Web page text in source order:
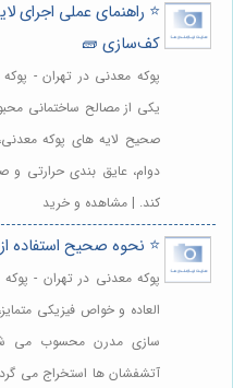
⭐️ راهنمای عملی اجرای
کف‌سازی 🧱
پوکه معدنی در تهران -
یکی از مصالح ساختمانی
صحیح لایه های پوکه
دوام، عایق بندی حرارتی و
کند. | مشاهده و خرید
⭐️ نحوه صحیح استفاده
پوکه معدنی در تهران -
العاده و خواص فیزیکی
سازی مدرن محسوب می
آتشفشان ها استخراج می